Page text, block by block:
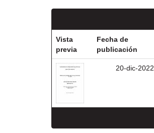
Vista
previa
Fecha de
publicación
20-dic-2022